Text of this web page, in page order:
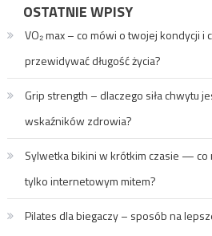
OSTATNIE WPISY
VO₂ max – co mówi o twojej kondycji i
przewidywać długość życia?
Grip strength – dlaczego siła chwytu
wskaźników zdrowia?
Sylwetka bikini w krótkim czasie — co
tylko internetowym mitem?
Pilates dla biegaczy – sposób na